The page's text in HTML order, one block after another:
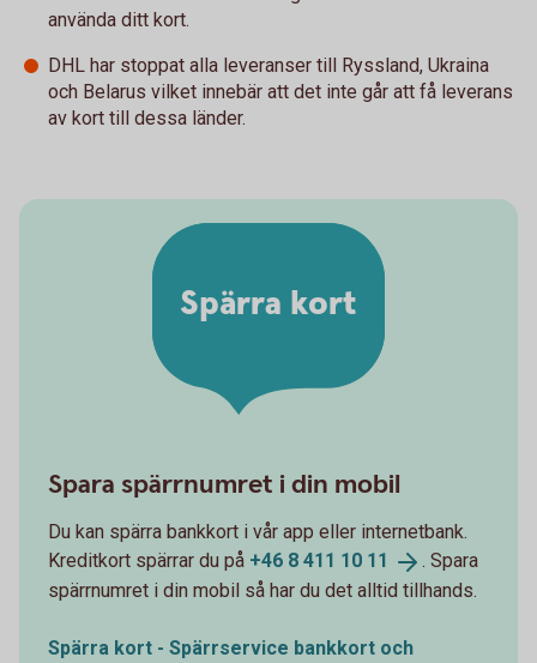
använda ditt kort.
DHL har stoppat alla leveranser till Ryssland, Ukraina
och Belarus vilket innebär att det inte går att få leverans
av kort till dessa länder.
Spärra kort
Spara spärrnumret i din mobil
Du kan spärra bankkort i vår app eller internetbank.
Kreditkort spärrar du på +46 8 411 10 11
. Spara
spärrnumret i din mobil så har du det alltid tillhands.
Spärra kort - Spärrservice bankkort och